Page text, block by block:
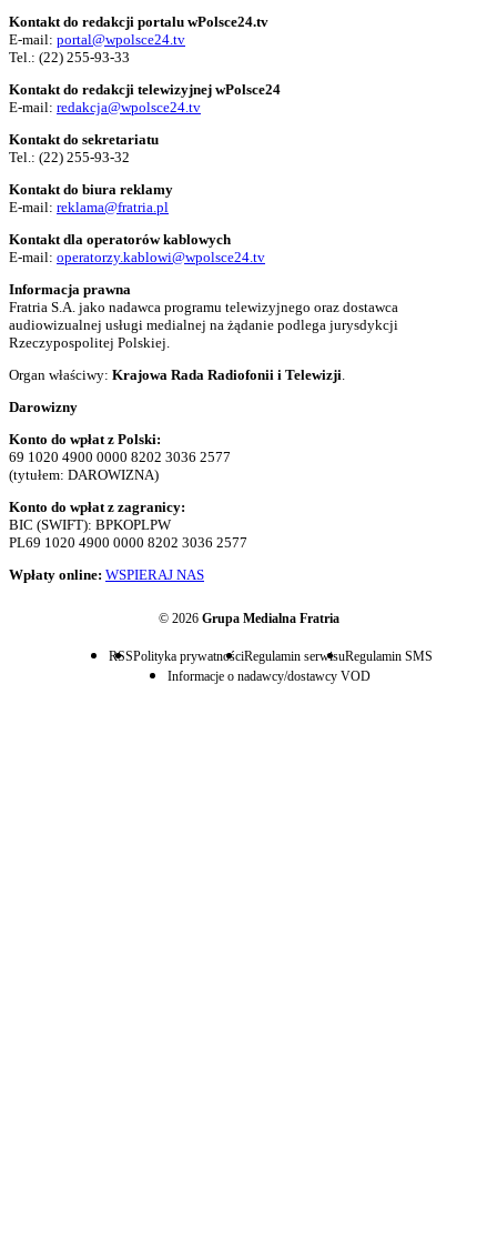
Kontakt do redakcji portalu wPolsce24.tv
E-mail: portal@wpolsce24.tv
Tel.: (22) 255-93-33
Kontakt do redakcji telewizyjnej wPolsce24
E-mail: redakcja@wpolsce24.tv
Kontakt do sekretariatu
Tel.: (22) 255-93-32
Kontakt do biura reklamy
E-mail: reklama@fratria.pl
Kontakt dla operatorów kablowych
E-mail: operatorzy.kablowi@wpolsce24.tv
Informacja prawna
Fratria S.A. jako nadawca programu telewizyjnego oraz dostawca
audiowizualnej usługi medialnej na żądanie podlega jurysdykcji
Rzeczypospolitej Polskiej.
Organ właściwy: Krajowa Rada Radiofonii i Telewizji.
Darowizny
Konto do wpłat z Polski:
69 1020 4900 0000 8202 3036 2577
(tytułem: DAROWIZNA)
Konto do wpłat z zagranicy:
BIC (SWIFT): BPKOPLPW
PL69 1020 4900 0000 8202 3036 2577
Wpłaty online: WSPIERAJ NAS
© 2026 Grupa Medialna Fratria
RSSPolityka prywatnościRegulamin serwisuRegulamin SMS
Informacje o nadawcy/dostawcy VOD